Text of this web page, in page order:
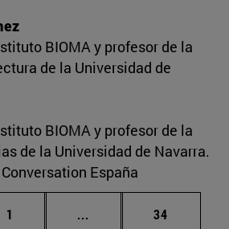
BIOMA y profesor de la
de la Universidad de
BIOMA y profesor de la
de la Universidad de Navarra.
España
Página
1 ... Páginas intermedias
Página
34